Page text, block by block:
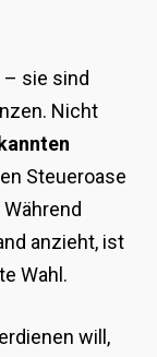
sie sind
Nicht
Steueroase
anzieht, ist
Wahl.
will,